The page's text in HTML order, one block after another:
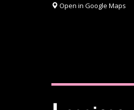
Open in Google Maps